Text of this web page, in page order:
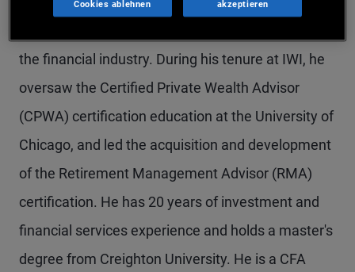
the financial industry. During his tenure at IWI, he
oversaw the Certified Private Wealth Advisor
(CPWA) certification education at the University of
Chicago, and led the acquisition and development
of the Retirement Management Advisor (RMA)
certification. He has 20 years of investment and
financial services experience and holds a master's
degree from Creighton University. He is a CFA
Cookies ablehnen
akzeptieren